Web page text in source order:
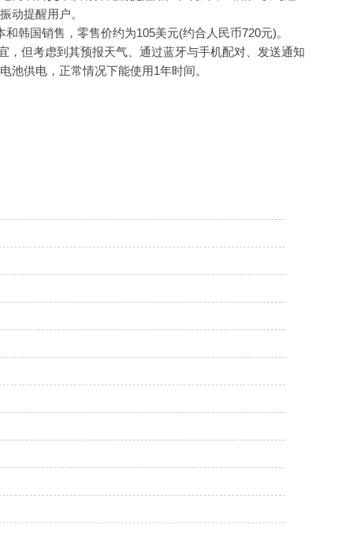
提醒用户。
国销售，零售价约为105美元(约合人民币720元)。
，但考虑到其预报天气、通过蓝牙与手机配对、发送通知
池供电，正常情况下能使用1年时间。